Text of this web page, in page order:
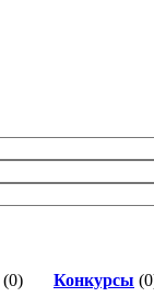
(0) Конкурсы